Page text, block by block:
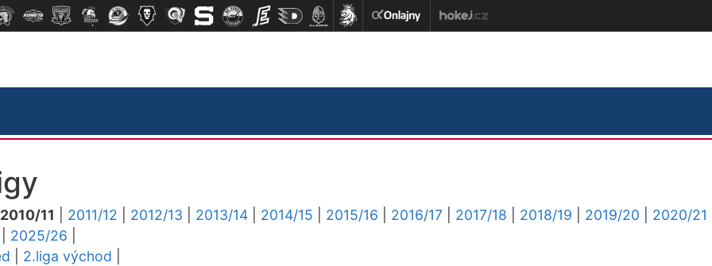
2010/11 2011/12 2012/13 2013/14 2014/15 2015/16 2016/17 2017/18 2018/19 2019/20
2020/21
2025/26
2.liga východ